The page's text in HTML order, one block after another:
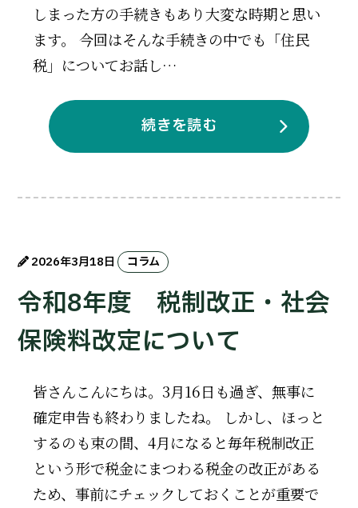
しまった方の手続きもあり大変な時期と思い
ます。 今回はそんな手続きの中でも「住民
税」についてお話し…
続きを読む
2026年3月18日 コラム
令和8年度 税制改正・社会
保険料改定について
皆さんこんにちは。3月16日も過ぎ、無事に
確定申告も終わりましたね。 しかし、ほっと
するのも束の間、4月になると毎年税制改正
という形で税金にまつわる税金の改正がある
ため、事前にチェックしておくことが重要で